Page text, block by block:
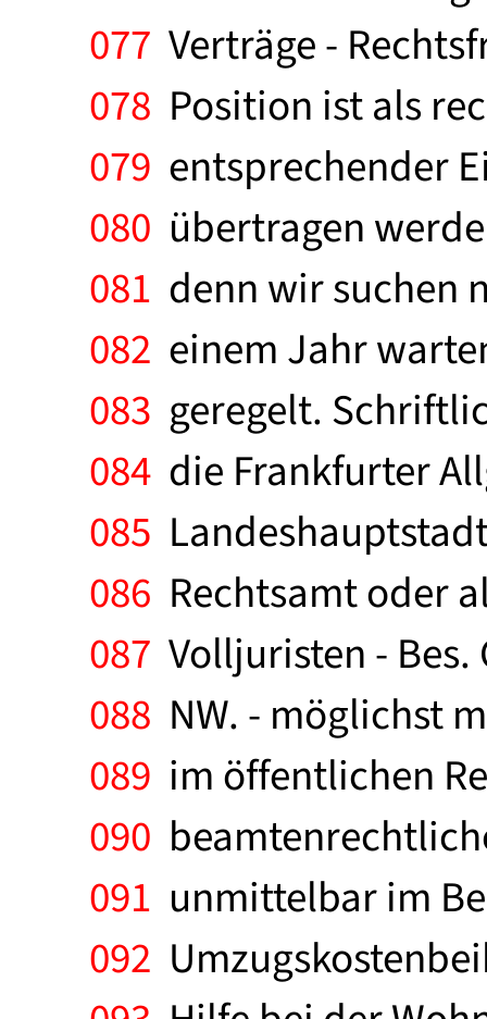
077 Verträge -
078 Position ist als
079 entsprechender
080 übertragen
081 denn wir suchen
082 einem Jahr
083 geregelt.
084 die Frankfurter
085
086 Rechtsamt oder
087 Volljuristen - Bes.
088 NW. - möglichst
089 im öffentlichen
090
091 unmittelbar im
092